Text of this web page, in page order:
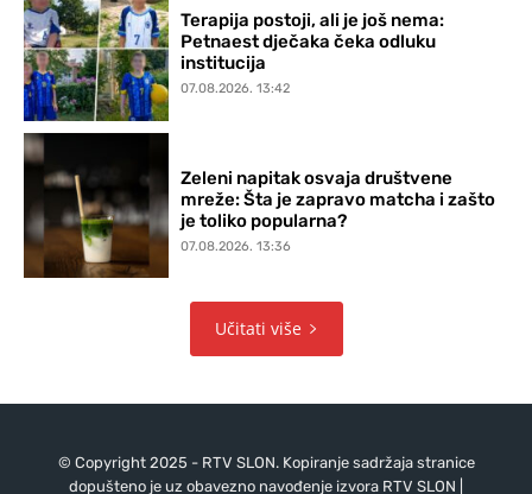
Terapija postoji, ali je još nema:
Petnaest dječaka čeka odluku
institucija
07.08.2026. 13:42
Zeleni napitak osvaja društvene
mreže: Šta je zapravo matcha i zašto
je toliko popularna?
07.08.2026. 13:36
Učitati više
© Copyright 2025 - RTV SLON. Kopiranje sadržaja stranice
dopušteno je uz obavezno navođenje izvora RTV SLON |